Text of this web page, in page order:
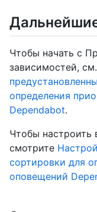
Чтобы начать с
зависимостей, см.
определения
Dependabot.
Чтобы настроить
смотрите
сортировки для
оповещений